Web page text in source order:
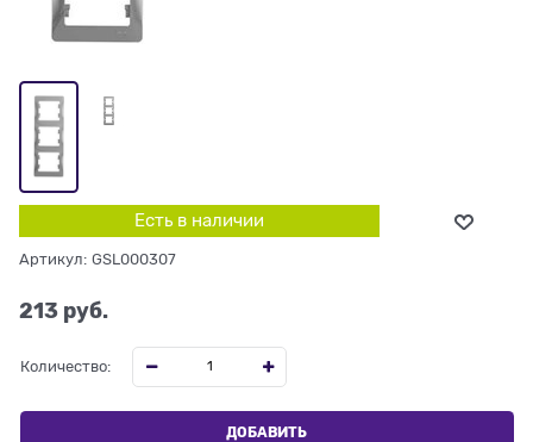
Есть в наличии
Артикул: GSL000307
213 руб.
Количество:
ДОБАВИТЬ